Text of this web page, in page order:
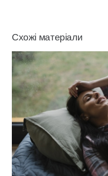
Схожі матеріали